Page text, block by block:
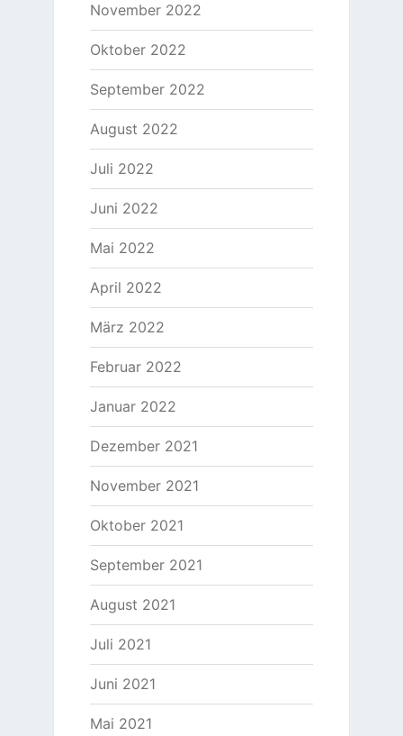
November 2022
Oktober 2022
September 2022
August 2022
Juli 2022
Juni 2022
Mai 2022
April 2022
März 2022
Februar 2022
Januar 2022
Dezember 2021
November 2021
Oktober 2021
September 2021
August 2021
Juli 2021
Juni 2021
Mai 2021